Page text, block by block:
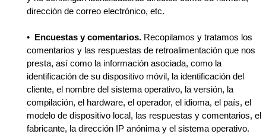
dirección de correo electrónico, etc.
• Encuestas y comentarios. Recopilamos y tratamos los
comentarios y las respuestas de retroalimentación que nos
presta, así como la información asociada, como la
identificación de su dispositivo móvil, la identificación del
cliente, el nombre del sistema operativo, la versión, la
compilación, el hardware, el operador, el idioma, el país, el
modelo de dispositivo local, las respuestas y comentarios, el
fabricante, la dirección IP anónima y el sistema operativo.